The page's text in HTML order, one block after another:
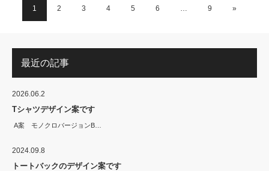
1 2 3 4 5 6 … 9 »
最近の記事
2026.06.2
Tシャツデザイン案です
A案 モノクロバージョンB…
2024.09.8
トートバックのデザイン案です